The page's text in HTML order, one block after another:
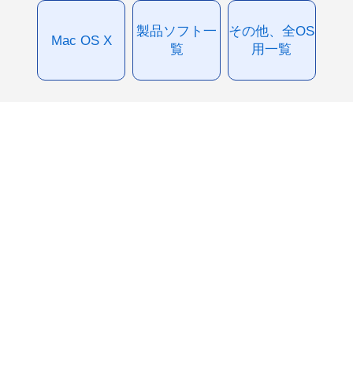
Mac OS X
製品ソフト一
覧
その他、全OS
用一覧